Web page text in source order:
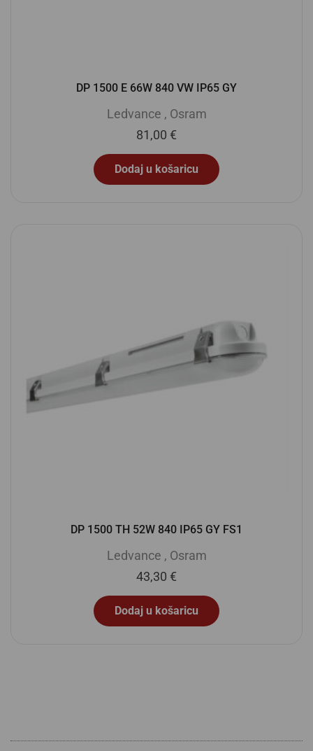
DP 1500 E 66W 840 VW IP65 GY
Ledvance , Osram
81,00 €
Dodaj u košaricu
DP 1500 TH 52W 840 IP65 GY FS1
Ledvance , Osram
43,30 €
Dodaj u košaricu